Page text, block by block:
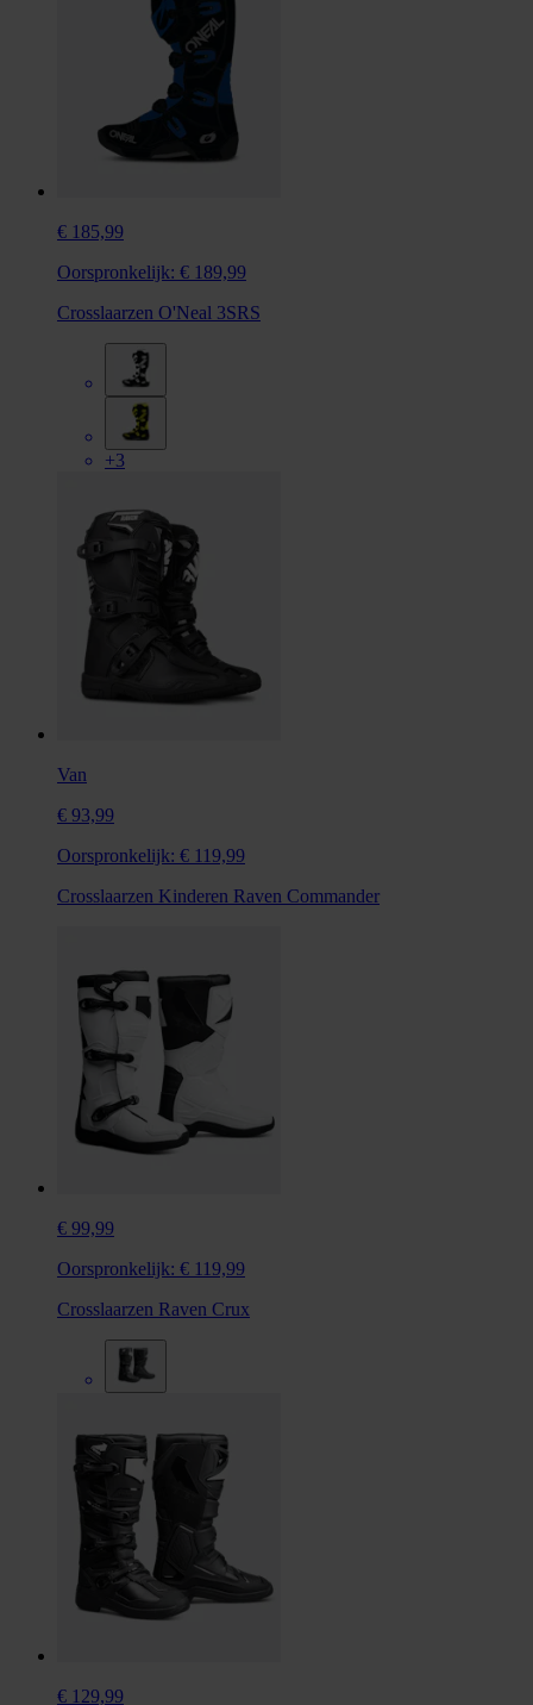
€ 185,99
Oorspronkelijk: € 189,99
Crosslaarzen O'Neal 3SRS
+3
Van
€ 93,99
Oorspronkelijk: € 119,99
Crosslaarzen Kinderen Raven Commander
€ 99,99
Oorspronkelijk: € 119,99
Crosslaarzen Raven Crux
€ 129,99